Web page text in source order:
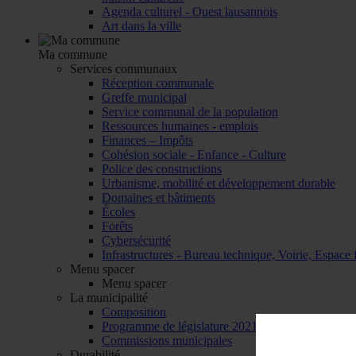
Agenda culturel - Ouest lausannois
Art dans la ville
Ma commune
Services communaux
Réception communale
Greffe municipal
Service communal de la population
Ressources humaines - emplois
Finances – Impôts
Cohésion sociale - Enfance - Culture
Police des constructions
Urbanisme, mobilité et développement durable
Domaines et bâtiments
Écoles
Forêts
Cybersécurité
Infrastructures - Bureau technique, Voirie, Espace
Menu spacer
Menu spacer
La municipalité
Composition
Programme de législature 2021-2026
Commissions municipales